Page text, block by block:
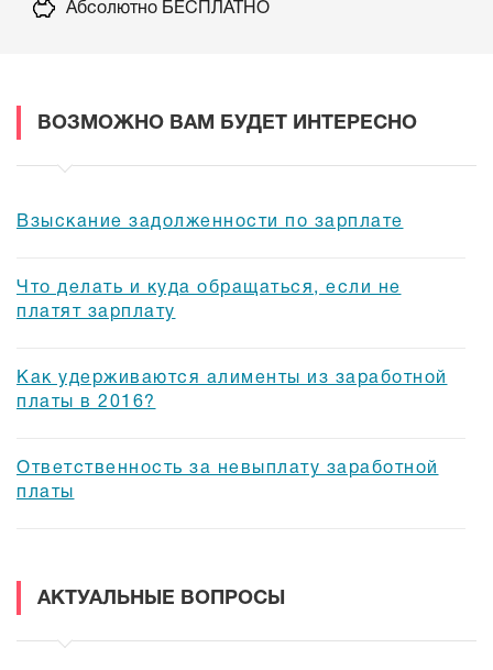
Абсолютно БЕСПЛАТНО
ВОЗМОЖНО ВАМ БУДЕТ ИНТЕРЕСНО
Взыскание задолженности по зарплате
Что делать и куда обращаться, если не
платят зарплату
Как удерживаются алименты из заработной
платы в 2016?
Ответственность за невыплату заработной
платы
АКТУАЛЬНЫЕ ВОПРОСЫ